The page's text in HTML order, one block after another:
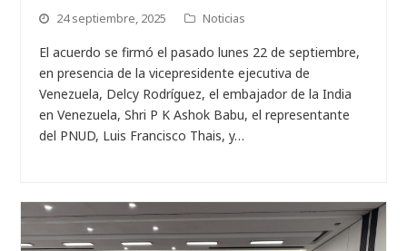
24 septiembre, 2025 Noticias
El acuerdo se firmó el pasado lunes 22 de septiembre,
en presencia de la vicepresidente ejecutiva de
Venezuela, Delcy Rodríguez, el embajador de la India
en Venezuela, Shri P K Ashok Babu, el representante
del PNUD, Luis Francisco Thais, y…